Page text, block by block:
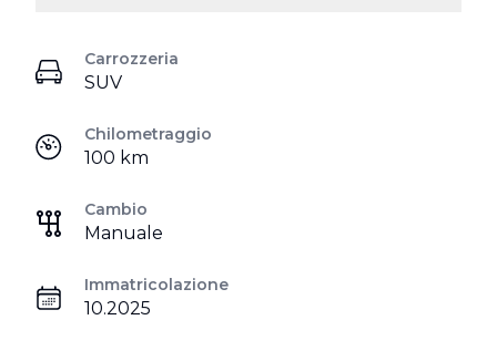
Carrozzeria
SUV
Chilometraggio
100 km
Cambio
Manuale
Immatricolazione
10.2025